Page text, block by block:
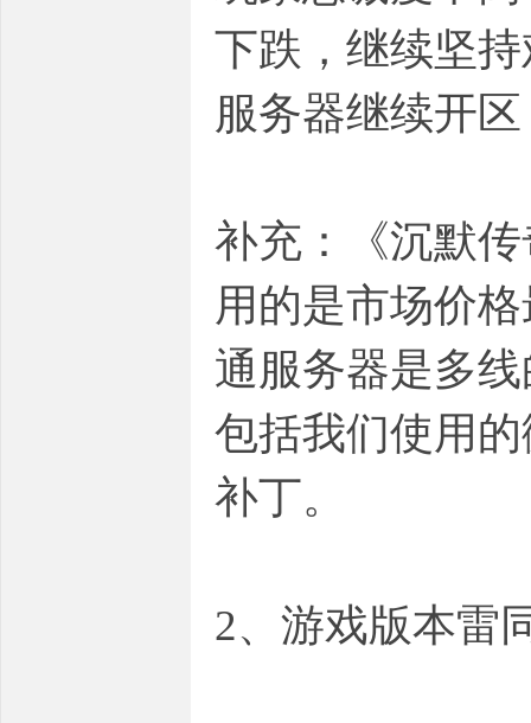
下跌，继续坚
服务器继续开
补充：《沉默
用的是市场价
通服务器是多
包括我们使用
补丁。
2、游戏版本雷